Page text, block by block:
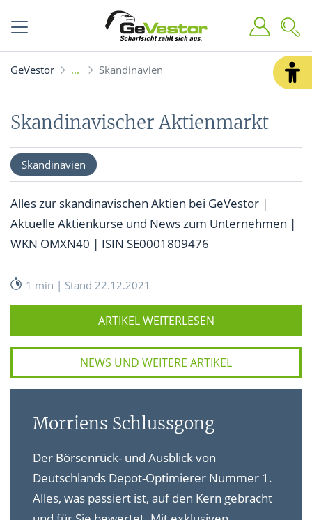
GeVestor Skandinavien
Skandinavischer Aktienmarkt
Skandinavien
Alles zur skandinavischen Aktien bei GeVestor |
Aktuelle Aktienkurse und News zum Unternehmen |
WKN OMXN40 | ISIN SE0001809476
1 min | Stand 22.12.2021
ARTIKEL WEITERLESEN
NEWS UND WEITERE ARTIKEL
Morriens Schlussgong
Der Börsenrück- und Ausblick von
Deutschlands Depot-Optimierer Nummer 1.
Alles, was passiert ist, auf den Kern gebracht